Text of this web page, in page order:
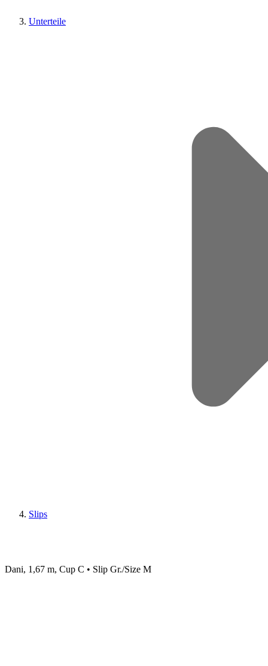
Unterteile
Slips
Dani, 1,67 m, Cup C • Slip Gr./Size M